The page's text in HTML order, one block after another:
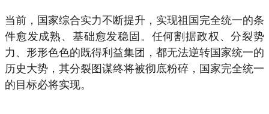
当前，国家综合实力不断提升，实现祖国完全统一的条
件愈发成熟、基础愈发稳固。任何割据政权、分裂势
力、形形色色的既得利益集团，都无法逆转国家统一的
历史大势，其分裂图谋终将被彻底粉碎，国家完全统一
的目标必将实现。